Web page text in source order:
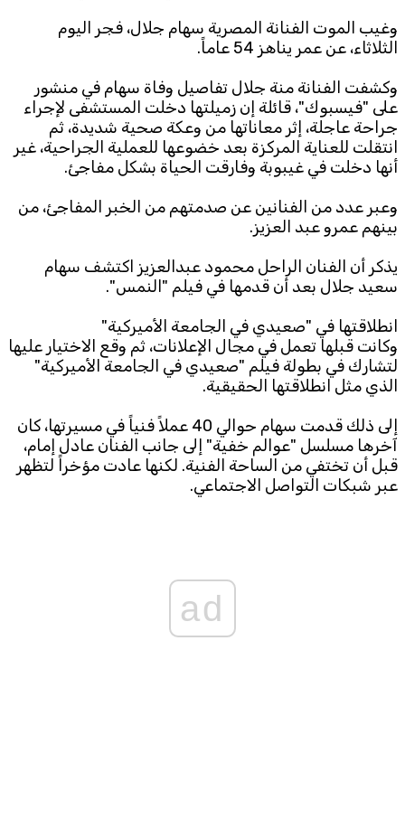
وغيب الموت الفنانة المصرية سهام جلال، فجر اليوم
الثلاثاء، عن عمر يناهز 54 عاماً.
وكشفت الفنانة منة جلال تفاصيل وفاة سهام في منشور
على "فيسبوك"، قائلة إن زميلتها دخلت المستشفى لإجراء
جراحة عاجلة، إثر معاناتها من وعكة صحية شديدة، ثم
انتقلت للعناية المركزة بعد خضوعها للعملية الجراحية، غير
أنها دخلت في غيبوبة وفارقت الحياة بشكل مفاجئ.
وعبر عدد من الفنانين عن صدمتهم من الخبر المفاجئ، من
بينهم عمرو عبد العزيز.
يذكر أن الفنان الراحل محمود عبدالعزيز اكتشف سهام
سعيد جلال بعد أن قدمها في فيلم "النمس".
انطلاقتها في "صعيدي في الجامعة الأميركية"
وكانت قبلها تعمل في مجال الإعلانات، ثم وقع الاختيار عليها
لتشارك في بطولة فيلم "صعيدي في الجامعة الأميركية"
الذي مثل انطلاقتها الحقيقية.
إلى ذلك قدمت سهام حوالي 40 عملاً فنياً في مسيرتها، كان
آخرها مسلسل "عوالم خفية" إلى جانب الفنان عادل إمام،
قبل أن تختفي من الساحة الفنية. لكنها عادت مؤخراً لتظهر
عبر شبكات التواصل الاجتماعي.
ad